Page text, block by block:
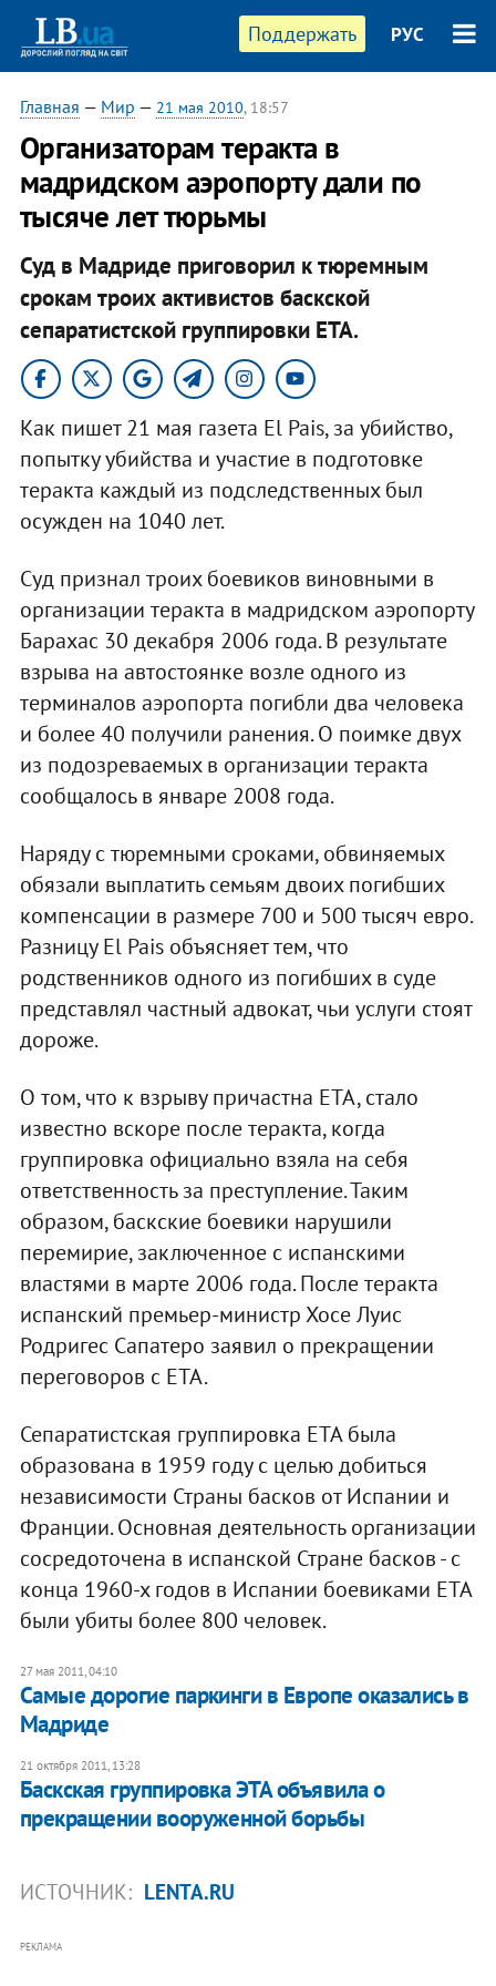
Поддержать РУС
Главная — Мир — 21 мая 2010, 18:57
Организаторам теракта в
мадридском аэропорту дали по
тысяче лет тюрьмы
Суд в Мадриде приговорил к тюремным
срокам троих активистов баскской
сепаратистской группировки ETA.
Как пишет 21 мая газета El Pais, за убийство,
попытку убийства и участие в подготовке
теракта каждый из подследственных был
осужден на 1040 лет.
Суд признал троих боевиков виновными в
организации теракта в мадридском аэропорту
Барахас 30 декабря 2006 года. В результате
взрыва на автостоянке возле одного из
терминалов аэропорта погибли два человека
и более 40 получили ранения. О поимке двух
из подозреваемых в организации теракта
сообщалось в январе 2008 года.
Наряду с тюремными сроками, обвиняемых
обязали выплатить семьям двоих погибших
компенсации в размере 700 и 500 тысяч евро.
Разницу El Pais объясняет тем, что
родственников одного из погибших в суде
представлял частный адвокат, чьи услуги стоят
дороже.
О том, что к взрыву причастна ETA, стало
известно вскоре после теракта, когда
группировка официально взяла на себя
ответственность за преступление. Таким
образом, баскские боевики нарушили
перемирие, заключенное с испанскими
властями в марте 2006 года. После теракта
испанский премьер-министр Хосе Луис
Родригес Сапатеро заявил о прекращении
переговоров с EТА.
Сепаратистская группировка ETA была
образована в 1959 году с целью добиться
независимости Страны басков от Испании и
Франции. Основная деятельность организации
сосредоточена в испанской Стране басков - с
конца 1960-х годов в Испании боевиками ETA
были убиты более 800 человек.
27 мая 2011, 04:10
Самые дорогие паркинги в Европе оказались в
Мадриде
21 октября 2011, 13:28
Баcкская группировка ЭTA объявила о
прекращении вооруженной борьбы
ИСТОЧНИК: LENTA.RU
РЕКЛАМА